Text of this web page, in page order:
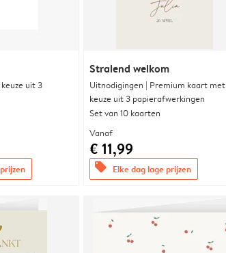
uit 3
Stralend welkom
Uitnodigingen | Premium kaart met
keuze uit 3 papierafwerkingen
Set van 10 kaarten
Vanaf
€ 11,99
offers Elke dag lage prijzen